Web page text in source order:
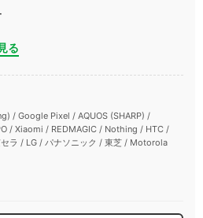
る
/ Google Pixel / AQUOS (SHARP) /
/ Xiaomi / REDMAGIC / Nothing / HTC /
ラ / LG / パナソニック / 東芝 / Motorola